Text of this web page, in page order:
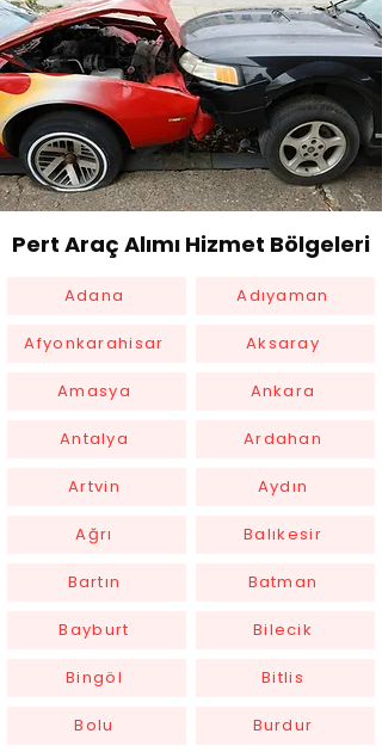
Pert Araç Alımı Hizmet Bölgeleri
Adana
Afyonkarahisar
Amasya
Antalya
Artvin
Ağrı
Bartın
Bayburt
Bingöl
Bolu
Adıyaman
Aksaray
Ankara
Ardahan
Aydın
Balıkesir
Batman
Bilecik
Bitlis
Burdur